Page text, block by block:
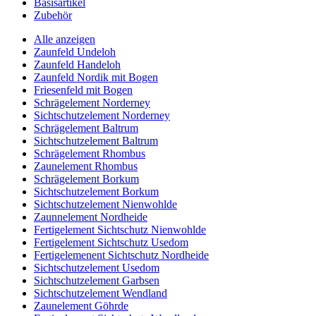
Basisartikel
Zubehör
Alle anzeigen
Zaunfeld Undeloh
Zaunfeld Handeloh
Zaunfeld Nordik mit Bogen
Friesenfeld mit Bogen
Schrägelement Norderney
Sichtschutzelement Norderney
Schrägelement Baltrum
Sichtschutzelement Baltrum
Schrägelement Rhombus
Zaunelement Rhombus
Schrägelement Borkum
Sichtschutzelement Borkum
Sichtschutzelement Nienwohlde
Zaunnelement Nordheide
Fertigelement Sichtschutz Nienwohlde
Fertigelement Sichtschutz Usedom
Fertigelemenent Sichtschutz Nordheide
Sichtschutzelement Usedom
Sichtschutzelement Garbsen
Sichtschutzelement Wendland
Zaunelement Göhrde